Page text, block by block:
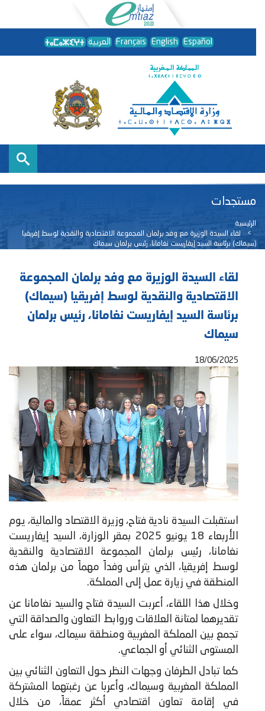
العربية Français English Español
مستجدات
الرئيسية
لقاء السيدة الوزيرة مع وفد برلمان المجموعة الاقتصادية والنقدية لوسط إفريقيا
(سيماك) برئاسة السيد إيفاريست نغامانا، رئيس برلمان سيماك
لقاء السيدة الوزيرة مع وفد برلمان المجموعة
الاقتصادية والنقدية لوسط إفريقيا (سيماك)
برئاسة السيد إيفاريست نغامانا، رئيس برلمان
سيماك
18/06/2025
استقبلت السيدة نادية فتاح، وزيرة الاقتصاد والمالية، يوم
الأربعاء 18 يونيو 2025 بمقر الوزارة، السيد إيفاريست
نغامانا، رئيس برلمان المجموعة الاقتصادية والنقدية
لوسط إفريقيا، الذي يترأس وفداً مهماً من برلمان هذه
المنطقة في زيارة عمل إلى المملكة.
​وخلال هذا اللقاء، أعربت السيدة فتاح والسيد نغامانا عن
تقديرهما لمتانة العلاقات وروابط التعاون والصداقة التي
تجمع بين المملكة المغربية ومنطقة سيماك، سواء على
المستوى الثنائي أو الجماعي.
كما تبادل الطرفان وجهات النظر حول التعاون الثنائي بين
المملكة المغربية وسيماك، وأعربا عن رغبتهما المشتركة
في إقامة تعاون اقتصادي أكثر عمقاً، من خلال